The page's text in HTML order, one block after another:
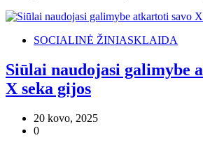
SOCIALINĖ ŽINIASKLAIDA
Siūlai naudojasi galimybe
X seka gijos
20 kovo, 2025
0